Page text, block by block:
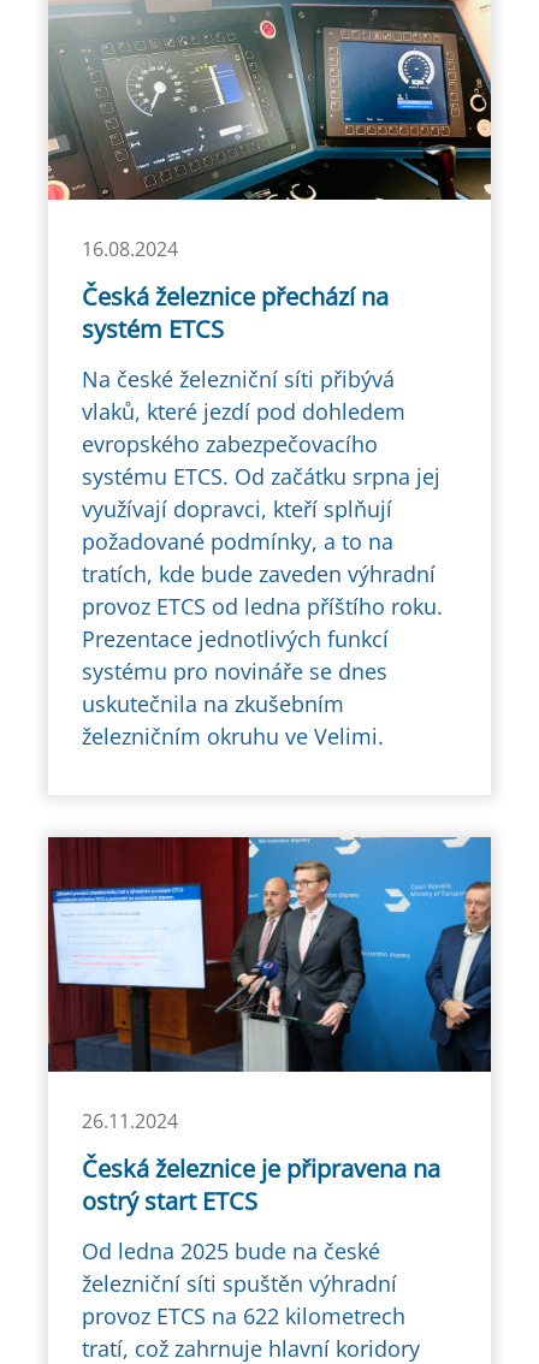
16.08.2024
Česká železnice přechází na
systém ETCS
Na české železniční síti přibývá
vlaků, které jezdí pod dohledem
evropského zabezpečovacího
systému ETCS. Od začátku srpna jej
využívají dopravci, kteří splňují
požadované podmínky, a to na
tratích, kde bude zaveden výhradní
provoz ETCS od ledna příštího roku.
Prezentace jednotlivých funkcí
systému pro novináře se dnes
uskutečnila na zkušebním
železničním okruhu ve Velimi.
26.11.2024
Česká železnice je připravena na
ostrý start ETCS
Od ledna 2025 bude na české
železniční síti spuštěn výhradní
provoz ETCS na 622 kilometrech
tratí, což zahrnuje hlavní koridory